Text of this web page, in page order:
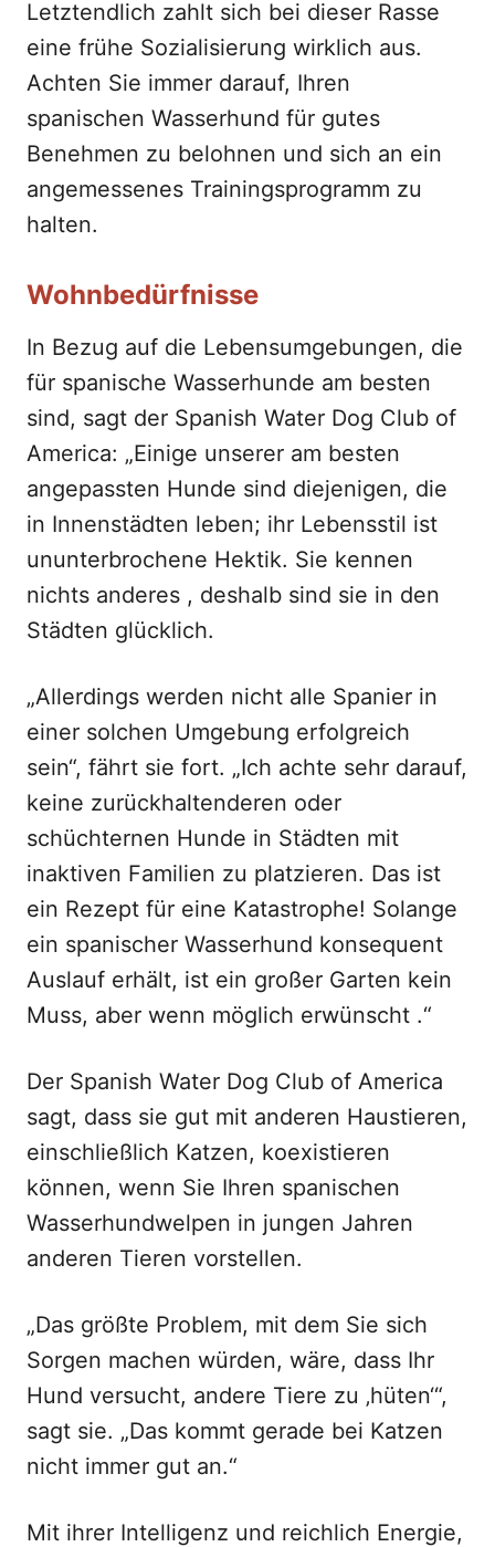
Letztendlich zahlt sich bei dieser Rasse
eine frühe Sozialisierung wirklich aus.
Achten Sie immer darauf, Ihren
spanischen Wasserhund für gutes
Benehmen zu belohnen und sich an ein
angemessenes Trainingsprogramm zu
halten.
Wohnbedürfnisse
In Bezug auf die Lebensumgebungen, die
für spanische Wasserhunde am besten
sind, sagt der Spanish Water Dog Club of
America: „Einige unserer am besten
angepassten Hunde sind diejenigen, die
in Innenstädten leben; ihr Lebensstil ist
ununterbrochene Hektik. Sie kennen
nichts anderes , deshalb sind sie in den
Städten glücklich.
„Allerdings werden nicht alle Spanier in
einer solchen Umgebung erfolgreich
sein“, fährt sie fort. „Ich achte sehr darauf,
keine zurückhaltenderen oder
schüchternen Hunde in Städten mit
inaktiven Familien zu platzieren. Das ist
ein Rezept für eine Katastrophe! Solange
ein spanischer Wasserhund konsequent
Auslauf erhält, ist ein großer Garten kein
Muss, aber wenn möglich erwünscht .“
Der Spanish Water Dog Club of America
sagt, dass sie gut mit anderen Haustieren,
einschließlich Katzen, koexistieren
können, wenn Sie Ihren spanischen
Wasserhundwelpen in jungen Jahren
anderen Tieren vorstellen.
„Das größte Problem, mit dem Sie sich
Sorgen machen würden, wäre, dass Ihr
Hund versucht, andere Tiere zu ‚hüten‘“,
sagt sie. „Das kommt gerade bei Katzen
nicht immer gut an.“
Mit ihrer Intelligenz und reichlich Energie,